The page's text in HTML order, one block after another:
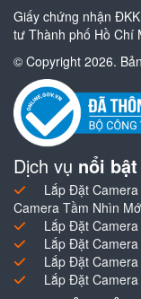
Giấy chứng nhận
tư Thành phố Hồ Chí
© Copyright 2026.
Dịch vụ nổi bật
Lắp Đặt
Camera Tầm Nhìn
Lắp Đặt
Lắp Đặt
Lắp Đặt
Lắp Đặt